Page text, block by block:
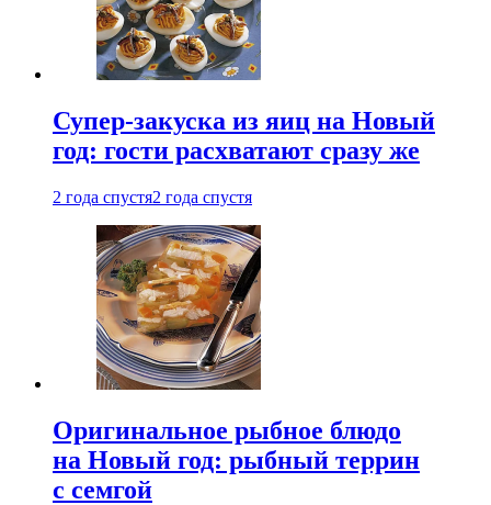
Супер-закуска из яиц на Новый
год: гости расхватают сразу же
2 года спустя2 года спустя
Оригинальное рыбное блюдо
на Новый год: рыбный террин
с семгой